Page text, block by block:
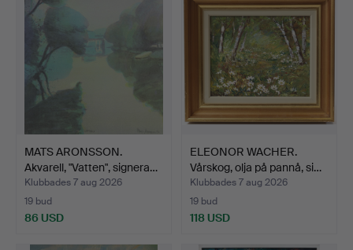
MATS ARONSSON.
Akvarell, "Vatten", signera…
Klubbades 7 aug 2026
19 bud
86 USD
ELEONOR WACHER.
Vårskog, olja på pannå, si…
Klubbades 7 aug 2026
19 bud
118 USD